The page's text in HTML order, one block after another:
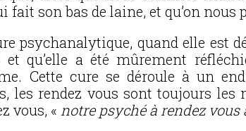
fait son bas de laine, et qu’on nous
psychanalytique, quand elle est
et qu’elle a été mûrement
Cette cure se déroule à un
les rendez vous sont toujours les
vous, « notre psyché à rendez vous